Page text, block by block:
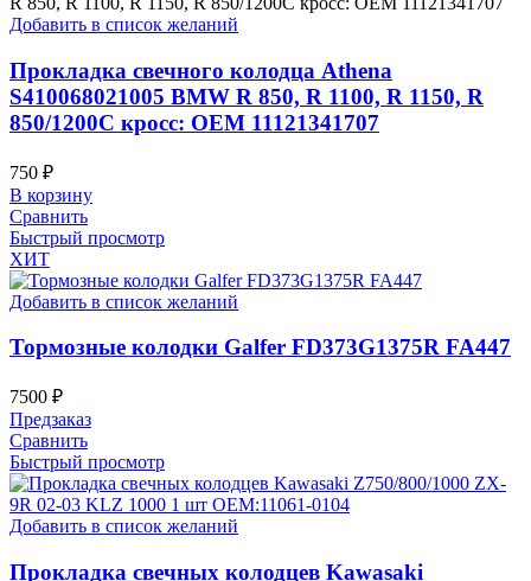
Добавить в список желаний
Прокладка свечного колодца Athena
S410068021005 BMW R 850, R 1100, R 1150, R
850/1200C кросс: OEM 11121341707
750 ₽
В корзину
Сравнить
Быстрый просмотр
ХИТ
Добавить в список желаний
Тормозные колодки Galfer FD373G1375R FA447
7500 ₽
Предзаказ
Сравнить
Быстрый просмотр
Добавить в список желаний
Прокладка свечных колодцев Kawasaki